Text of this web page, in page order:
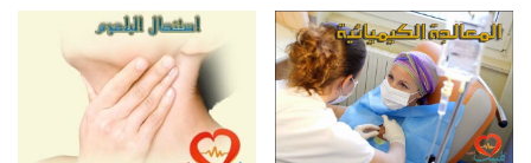
ل
ع
ي
و
ن